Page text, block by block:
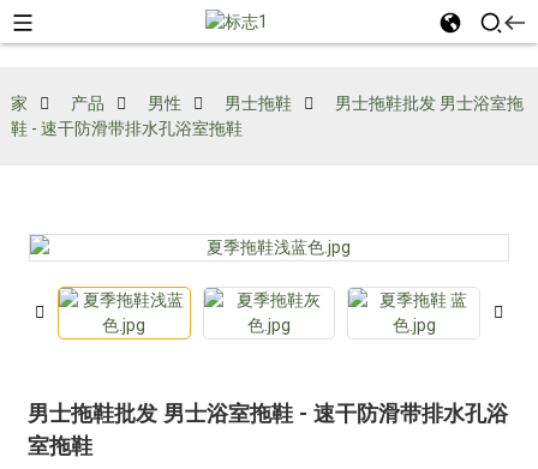
家 产品 男性 男士拖鞋
男士拖鞋批发 男士浴室拖
鞋 - 速干防滑带排水孔浴室拖鞋
男士拖鞋批发 男士浴室拖鞋 - 速干防滑带排水孔浴
室拖鞋